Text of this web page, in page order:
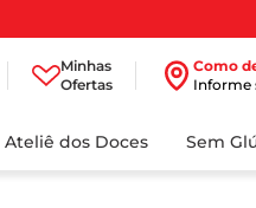
Minhas
Ofertas
Como
Informe
Ateliê dos Doces Sem